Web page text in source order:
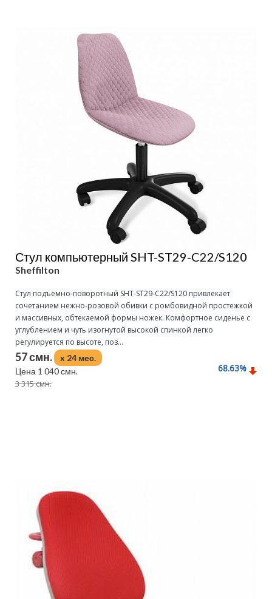
Стул компьютерный SHT-ST29-C22/S120
Sheffilton
Стул подъемно-поворотный SHT-ST29-C22/S120 привлекает
сочетанием нежно-розовой обивки с ромбовидной простежкой
и массивных, обтекаемой формы ножек. Комфортное сиденье с
углублением и чуть изогнутой высокой спинкой легко
регулируется по высоте, поз...
57 смн.
x 24 мес.
Цена 1 040 смн.
3 315 смн.
68.63%